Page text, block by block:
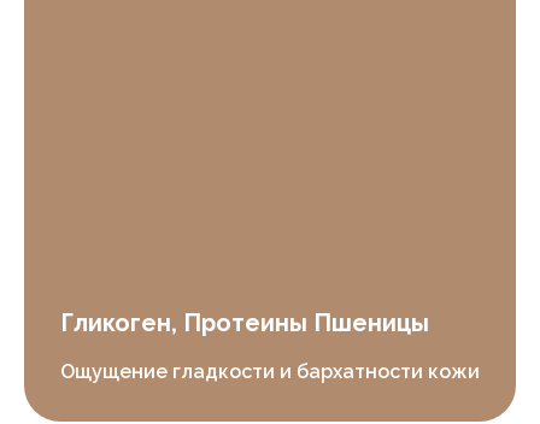
Гликоген, Протеины Пшеницы
Ощущение гладкости и бархатности кожи